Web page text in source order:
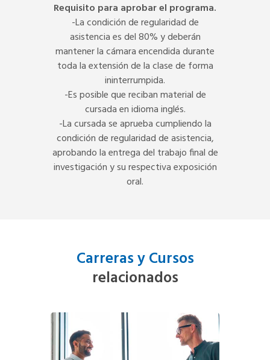
Requisito para aprobar el programa.
-La condición de regularidad de
asistencia es del 80% y deberán
mantener la cámara encendida durante
toda la extensión de la clase de forma
ininterrumpida.
-Es posible que reciban material de
cursada en idioma inglés.
-La cursada se aprueba cumpliendo la
condición de regularidad de asistencia,
aprobando la entrega del trabajo final de
investigación y su respectiva exposición
oral.
Carreras y Cursos
relacionados